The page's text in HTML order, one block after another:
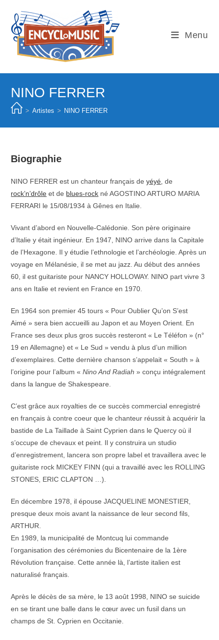
content
Menu
NINO FERRER
> Artistes > NINO FERRER
Biographie
NINO FERRER est un chanteur français deyéyé , de
rock’n’drôle et de blues-rock né AGOSTINO ARTURO MARIA
FERRARI le 15/08/1934 à Gênes en Italie.
Vivant d’abord en Nouvelle-Calédonie. Son père originaire
d’Italie y était ingénieur. En 1947, NINO arrive dans la Capitale
de l’Hexagone. Il y étudie l’ethnologie et l’archéologie. Après un
voyage en Mélanésie, il se met au jazz. Au début des années
60, il est guitariste pour NANCY HOLLOWAY. NINO part vivre 3
ans en Italie et revient en France en 1970.
En 1964 son premier 45 tours « Pour Oublier Qu’on S’est
Aimé » sera bien accueilli au Japon et au Moyen Orient. En
France ses deux plus gros succès resteront « Le Téléfon » (n°
19 en Allemagne) et « Le Sud » vendu à plus d’un million
d’exemplaires. Cette dernière chanson s’appelait « South » à
l’origine pour l’album «Nino And Radiah » conçu intégralement
dans la langue de Shakespeare.
C’est grâce aux royalties de ce succès commercial enregistré
en français à contre coeur que le chanteur réussit à acquérir la
bastide de La Taillade à Saint Cyprien dans le Quercy où il
s’occupe de chevaux et peint. Il y construira un studio
d’enregistrement, lancera son propre label et travaillera avec le
guitariste rock MICKEY FINN (qui a travaillé avec les ROLLING
STONES, ERIC CLAPTON …).
En décembre 1978, il épouse JACQUELINE MONESTIER,
presque deux mois avant la naissance de leur second fils,
ARTHUR.
En 1989, la municipalité de Montcuq lui commande
l’organisation des cérémonies du Bicentenaire de la 1ère
Révolution française. Cette année là, l’artiste italien est
naturalisé français.
Après le décès de sa mère, le 13 août 1998, NINO se suicide
en se tirant une balle dans le cœur avec un fusil dans un
champs de St. Cyprien en Occitanie.